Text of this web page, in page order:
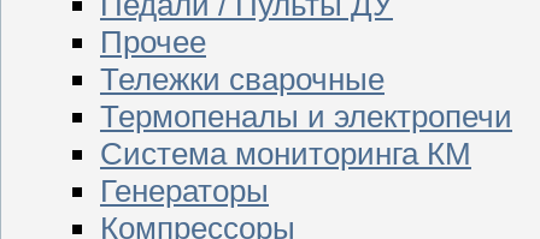
Прочее
Тележки сварочные
Термопеналы и электропечи
Система мониторинга КМ
Генераторы
Компрессоры